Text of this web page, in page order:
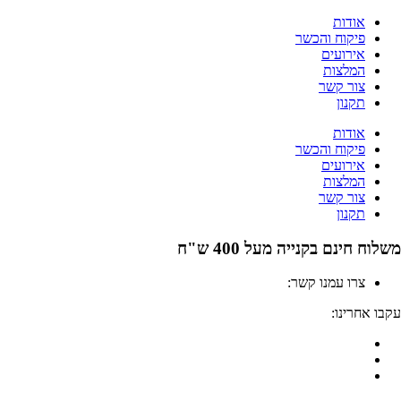
לתוכן
אודות
פיקוח והכשר
אירועים
המלצות
צור קשר
תקנון
אודות
פיקוח והכשר
אירועים
המלצות
צור קשר
תקנון
משלוח חינם בקנייה מעל 400 ש"ח
צרו עמנו קשר:
עקבו אחרינו: